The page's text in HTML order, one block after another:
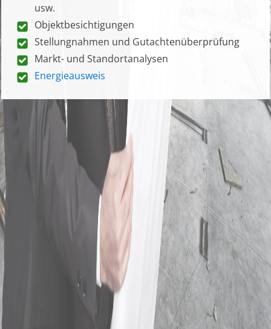
usw.
Objektbesichtigungen
Stellungnahmen und Gutachtenüberprüfung
Markt- und Standortanalysen
Energieausweis